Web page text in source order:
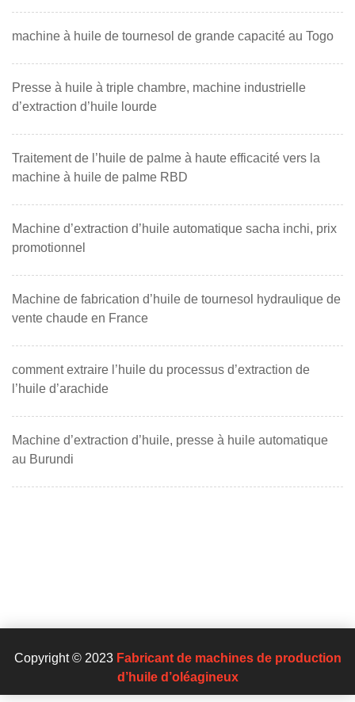
machine à huile de tournesol de grande capacité au Togo
Presse à huile à triple chambre, machine industrielle
d’extraction d’huile lourde
Traitement de l’huile de palme à haute efficacité vers la
machine à huile de palme RBD
Machine d’extraction d’huile automatique sacha inchi, prix
promotionnel
Machine de fabrication d’huile de tournesol hydraulique de
vente chaude en France
comment extraire l’huile du processus d’extraction de
l’huile d’arachide
Machine d’extraction d’huile, presse à huile automatique
au Burundi
Copyright © 2023 Fabricant de machines de production
d’huile d’oléagineux